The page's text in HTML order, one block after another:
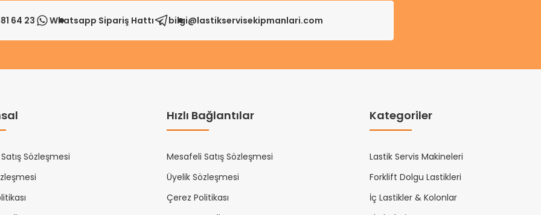
64 23 Whatsapp Sipariş Hattı bilgi@lastikservisekipmanlari.com
Sözleşmesi
Hızlı Bağlantılar
Mesafeli Satış Sözleşmesi
Üyelik Sözleşmesi
Çerez Politikası
Kategoriler
Lastik Servis Makineleri
Forklift Dolgu Lastikleri
İç Lastikler & Kolonlar